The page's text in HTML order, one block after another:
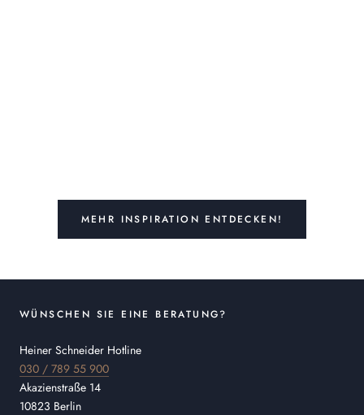
MEHR INSPIRATION ENTDECKEN!
WÜNSCHEN SIE EINE BERATUNG?
Heiner Schneider Hotline
030 / 789 55 900
Akazienstraße 14
10823 Berlin